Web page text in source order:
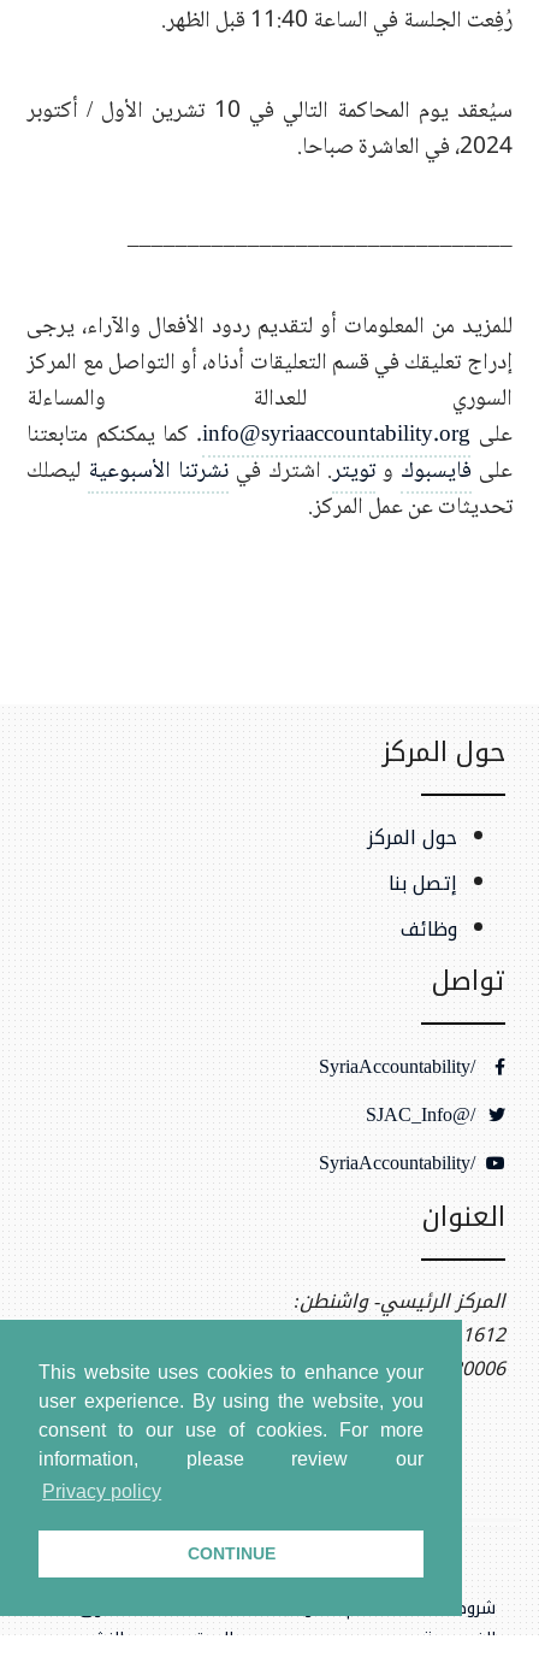
This website uses cookies to enhance your
user experience. By using the website, you
consent to our use of cookies. For more
information, please review our
Privacy policy
CONTINUE
رُفِعت الجلسة في الساعة 11:40 قبل الظهر.
سيُعقد يوم المحاكمة التالي في 10 تشرين الأول / أكتوبر
2024، في العاشرة صباحا.
________________________________
للمزيد من المعلومات أو لتقديم ردود الأفعال والآراء، يرجى
إدراج تعليقك في قسم التعليقات أدناه، أو التواصل مع المركز
السوري للعدالة والمساءلة
على info@syriaaccountability.org. كما يمكنكم متابعتنا
على فايسبوك وتويتر. اشترك فينشرتنا الأسبوعية ليصلك
تحديثات عن عمل المركز.
حول المركز
حول المركز
إتصل بنا
وظائف
تواصل
/SyriaAccountability
/@SJAC_Info
/SyriaAccountability
العنوان
المركز الرئيسي- واشنطن:
1612 K St NW, Ste 400
Washington, DC 20006
شروط الاستخدام وسياسة
الخصوصية
بيانات
الموقع
حقوق
النشر